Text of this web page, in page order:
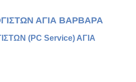
ΑΓΙΑ ΒΑΡΒΑΡΑ
(PC Service) ΑΓΙΑ